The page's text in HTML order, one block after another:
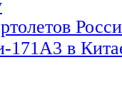
171А3 в